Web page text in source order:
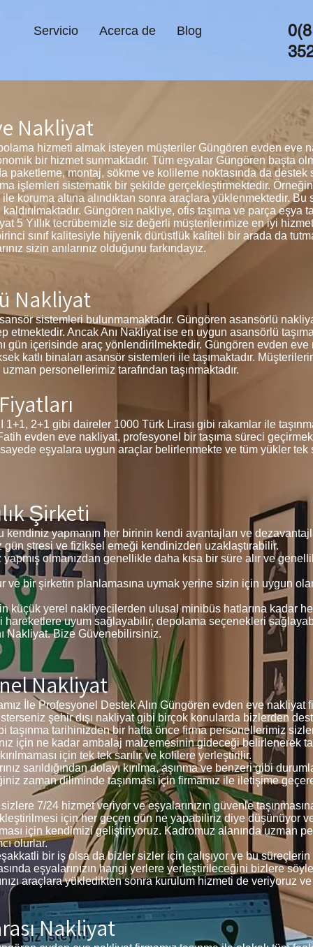
Servicio Acerca de Blog
Nakliyat
hizmeti almak isteyen müşteriler Güngören evden eve
bir hizmet sunmaktadır. Tüm eşyalar Güngören başta
paketleme, montaj, sökme ve kolileme noktasında da destek
işlemleri sistematik bir şekilde gerçekleştirmektedir.
koruma altına alındıktan sonra araçlara yüklenmektedir.
Güngören nakliye, ofis taşıma ve parça eşya
5 Yıllık tecrübemizle siz değerli müşterilerimize en iyi
sınıf kalitesiyle hijyenik dürüstlük kaliteli bir arada da
sizin anılarınız olduğunu farkındayız.
Nakliyat
sistemleri bulunmamaktadır. Güngören asansörlü
etmektedir. Ancak Anı Nakliyat ise en uygun asansörlü
gün içerisinde araç yönlendirilmektedir. Güngören evden eve
katlı binaları asansör sistemleri ile taşımaktadır.
personellerimiz tarafından taşınmaktadır.
2+1 gibi daireler 1000 Türk Lirası gibi rakamlar ile
evden eve nakliyat, profesyonel bir taşıma süreci
eşyalara uygun araçlar belirlenmekte ve tüm yükler tek
Şirketi
kendiniz yapmanın her birinin kendi avantajları ve
gün stresi ve fiziksel emeği kendinizden uzaklaştırabilir.
olmanızdan genellikle daha kısa bir süre alır ve
ve bir şirketin planlamasına uymak yerine sizin için uygun
küçük yerel nakliyecilerden ulusal minibüs hatlarına kadar
hareketlere uyum sağlayabilir, depolama seçenekleri
Nakliyat. Bize Güvenebilirsiniz.
Nakliyat
İle Profesyonel Destek Alın Güngören evden eve nakliyat
şehir dışı nakliyat gibi birçok konularda bizlerden
taşınma tarihinizden bir hafta önce firma personellerimiz
için ne kadar ambalaj malzemesinin gideceği belirlenerek
için tek tek sarılır ve kolilere yerleştirilir.
sarıldığından dolayı kırılma, aşınma ve benzeri gibi
zaman diliminde taşınması için firmamız ile iletişime
7/24 hizmet veriyor ve eşyalarınızın güvenle
için her geçen gün ne yapabiliriz diye düşünüyor
için kendimizi geliştiriyoruz. Kadromuz alanında uzman
olurlar.
bir iş olsa da bizler sizler için çalışıyor ve bu
eşyalarınızın hangi yerlere yerleştirileceğini bizlere
araçlara yükledikten sonra kurulum hizmeti de veriyoruz ve
Nakliyat